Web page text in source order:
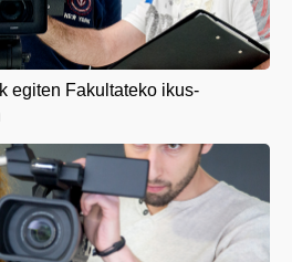
egiten Fakultateko ikus-